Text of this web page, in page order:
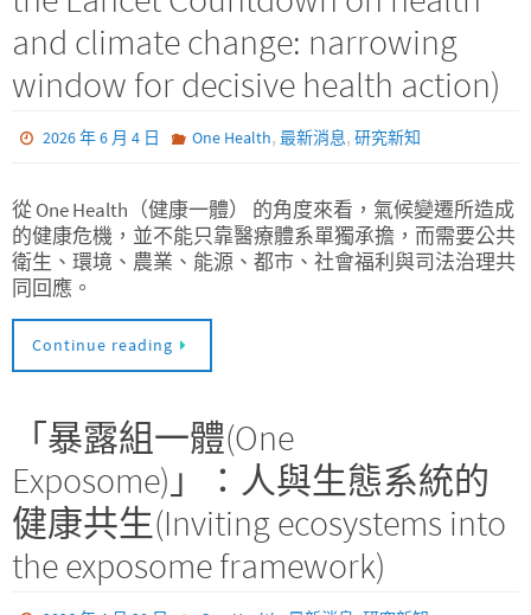
and climate change: narrowing
window for decisive health action)
2026 年 6 月 4 日 One Health, 最新消息, 研究新知
從 One Health（健康一體） 的角度來看，氣候變遷所造成
的健康危機，並不能只靠醫療體系單獨承擔，而需要公共
衛生、環境、農業、能源、都市、社會福利與司法治理共
同回應。
Continue reading
「暴露組一體(One
Exposome)」：人與生態系統的
健康共生(Inviting ecosystems into
the exposome framework)